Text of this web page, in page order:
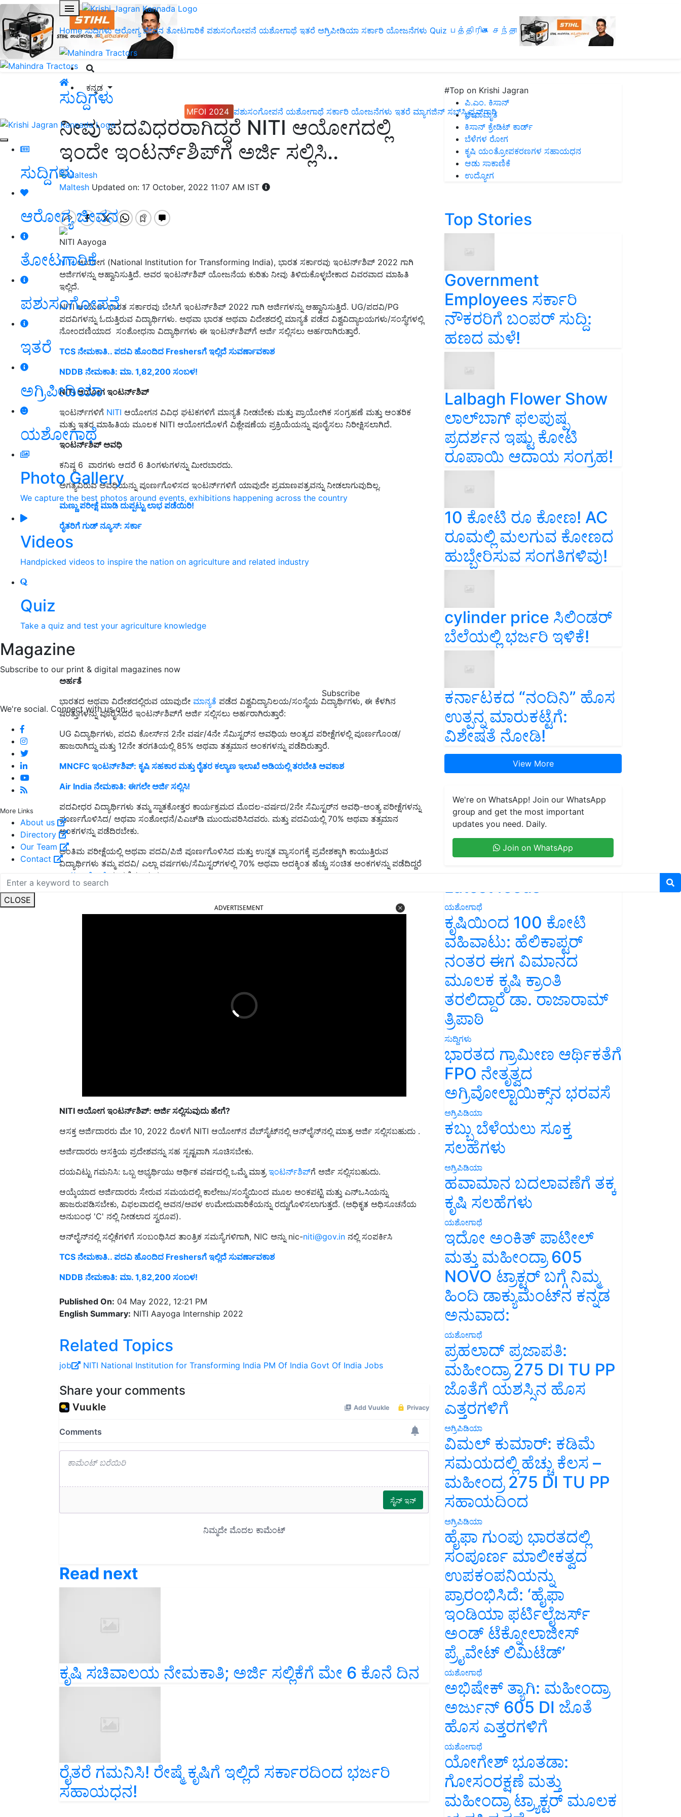
Home ಸುದ್ದಿಗಳು ಆರೋಗ್ಯ ಜೀವನ ತೋಟಗಾರಿಕೆ ಪಶುಸಂಗೋಪನೆ ಯಶೋಗಾಥೆ ಇತರೆ ಅಗ್ರಿಪೀಡಿಯಾ ಸರ್ಕಾರಿ ಯೋಜನೆಗಳು Quiz பத்திரிகை சந்தா
ಕನ್ನಡ
MFOI 2024 ಪಶುಸಂಗೋಪನೆ ಯಶೋಗಾಥೆ ಸರ್ಕಾರಿ ಯೋಜನೆಗಳು ಇತರೆ ಮ್ಯಾಗಜಿನ್‌ ಸಬ್‌ಸ್ಕ್ರಿಪ್ಷನ್‌ಗಾಗಿ
ಸುದ್ದಿಗಳು
ಆರೋಗ್ಯ ಜೀವನ
ತೋಟಗಾರಿಕೆ
ಪಶುಸಂಗೋಪನೆ
ಇತರೆ
ಅಗ್ರಿಪೀಡಿಯಾ
ಯಶೋಗಾಥೆ
Photo Gallery
We capture the best photos around events, exhibitions happening across the country
Videos
Handpicked videos to inspire the nation on agriculture and related industry
Quiz
Take a quiz and test your agriculture knowledge
Magazine
Subscribe to our print & digital magazines now
Subscribe
We're social. Connect with us on:
More Links
About us
Directory
Our Team
Contact
CLOSE
ಸುದ್ದಿಗಳು
ನೀವು ಪದವಿಧರರಾಗಿದ್ದರೆ NITI ಆಯೋಗದಲ್ಲಿ
ಇಂದೇ ಇಂಟರ್ನ್‌ಶಿಪ್‌ಗೆ ಅರ್ಜಿ ಸಲ್ಲಿಸಿ..
Maltesh Updated on: 17 October, 2022 11:07 AM IST
NITI Aayoga
NITIಆಯೋಗ (National Institution for Transforming India), ಭಾರತ ಸರ್ಕಾರವು ಇಂಟರ್ನ್‌ಶಿಪ್ 2022 ಗಾಗಿ
ಅರ್ಜಿಗಳನ್ನು ಆಹ್ವಾನಿಸುತ್ತಿದೆ. ಅವರ ಇಂಟರ್ನ್‌ಶಿಪ್ ಯೋಜನೆಯ ಕುರಿತು ನೀವು ತಿಳಿದುಕೊಳ್ಳಬೇಕಾದ ವಿವರವಾದ ಮಾಹಿತಿ
ಇಲ್ಲಿದೆ.
NITI ಆಯೋಗ ಭಾರತ ಸರ್ಕಾರವು ಬೇಸಿಗೆ ಇಂಟರ್ನ್‌ಶಿಪ್ 2022 ಗಾಗಿ ಅರ್ಜಿಗಳನ್ನು ಆಹ್ವಾನಿಸುತ್ತಿದೆ. UG/ಪದವಿ/PG
ಪದವಿಗಳನ್ನು ಓದುತ್ತಿರುವ ವಿದ್ಯಾರ್ಥಿಗಳು. ಅಥವಾ ಭಾರತ ಅಥವಾ ವಿದೇಶದಲ್ಲಿ ಮಾನ್ಯತೆ ಪಡೆದ ವಿಶ್ವವಿದ್ಯಾಲಯಗಳು/ಸಂಸ್ಥೆಗಳಲ್ಲಿ
ನೋಂದಣಿಯಾದ ಸಂಶೋಧನಾ ವಿದ್ಯಾರ್ಥಿಗಳು ಈ ಇಂಟರ್ನ್‌ಶಿಪ್‌ಗೆ ಅರ್ಜಿ ಸಲ್ಲಿಸಲು ಅರ್ಹರಾಗಿರುತ್ತಾರೆ.
TCS ನೇಮಕಾತಿ.. ಪದವಿ ಹೊಂದಿದ Freshersಗೆ ಇಲ್ಲಿದೆ ಸುವರ್ಣಾವಕಾಶ
NDDB ನೇಮಕಾತಿ: ಮಾ. 1,82,200 ಸಂಬಳ!
NITI ಆಯೋಗ ಇಂಟರ್ನ್‌ಶಿಪ್
ಇಂಟರ್ನ್‌ಗಳಿಗೆ NITI ಆಯೋಗನ ವಿವಿಧ ಘಟಕಗಳಿಗೆ ಮಾನ್ಯತೆ ನೀಡಬೇಕು ಮತ್ತು ಪ್ರಾಯೋಗಿಕ ಸಂಗ್ರಹಣೆ ಮತ್ತು ಆಂತರಿಕ
ಮತ್ತು ಇತರ ಮಾಹಿತಿಯ ಮೂಲಕ NITI ಆಯೋಗದೊಳಗೆ ವಿಶ್ಲೇಷಣೆಯ ಪ್ರಕ್ರಿಯೆಯನ್ನು ಪೂರೈಸಲು ನಿರೀಕ್ಷಿಸಲಾಗಿದೆ.
ಇಂಟರ್ನ್‌ಶಿಪ್ ಅವಧಿ
ಕನಿಷ್ಠ 6 ವಾರಗಳು ಆದರೆ 6 ತಿಂಗಳುಗಳನ್ನು ಮೀರಬಾರದು.
ಅಗತ್ಯವಿರುವ ಅವಧಿಯನ್ನು ಪೂರ್ಣಗೊಳಿಸದ ಇಂಟರ್ನ್‌ಗಳಿಗೆ ಯಾವುದೇ ಪ್ರಮಾಣಪತ್ರವನ್ನು ನೀಡಲಾಗುವುದಿಲ್ಲ.
ಮಣ್ಣು ಪರೀಕ್ಷೆ ಮಾಡಿ ದುಪ್ಪಟ್ಟು ಲಾಭ ಪಡೆಯಿರಿ!
ರೈತರಿಗೆ ಗುಡ್ ನ್ಯೂಸ್: ಸರ್ಕಾ
ಅರ್ಹತೆ
ಭಾರತದ ಅಥವಾ ವಿದೇಶದಲ್ಲಿರುವ ಯಾವುದೇ ಮಾನ್ಯತೆ ಪಡೆದ ವಿಶ್ವವಿದ್ಯಾನಿಲಯ/ಸಂಸ್ಥೆಯ ವಿದ್ಯಾರ್ಥಿಗಳು, ಈ ಕೆಳಗಿನ
ಷರತ್ತುಗಳನ್ನು ಪೂರೈಸಿದರೆ ಇಂಟರ್ನ್‌ಶಿಪ್‌ಗೆ ಅರ್ಜಿ ಸಲ್ಲಿಸಲು ಅರ್ಹರಾಗಿರುತ್ತಾರೆ:
UG ವಿದ್ಯಾರ್ಥಿಗಳು, ಪದವಿ ಕೋರ್ಸ್‌ನ 2ನೇ ವರ್ಷ/4ನೇ ಸೆಮಿಸ್ಟರ್‌ನ ಅವಧಿಯ ಅಂತ್ಯದ ಪರೀಕ್ಷೆಗಳಲ್ಲಿ ಪೂರ್ಣಗೊಂಡ/
ಹಾಜರಾಗಿದ್ದು ಮತ್ತು 12ನೇ ತರಗತಿಯಲ್ಲಿ 85% ಅಥವಾ ತತ್ಸಮಾನ ಅಂಕಗಳನ್ನು ಪಡೆದಿರುತ್ತಾರೆ.
MNCFC ಇಂಟರ್ನ್‌ಶಿಪ್: ಕೃಷಿ ಸಹಕಾರ ಮತ್ತು ರೈತರ ಕಲ್ಯಾಣ ಇಲಾಖೆ ಅಡಿಯಲ್ಲಿ ತರಬೇತಿ ಅವಕಾಶ
Air India ನೇಮಕಾತಿ: ಈಗಲೇ ಅರ್ಜಿ ಸಲ್ಲಿಸಿ!
ಪದವೀಧರ ವಿದ್ಯಾರ್ಥಿಗಳು ತಮ್ಮ ಸ್ನಾತಕೋತ್ತರ ಕಾರ್ಯಕ್ರಮದ ಮೊದಲ-ವರ್ಷದ/2ನೇ ಸೆಮಿಸ್ಟರ್‌ನ ಅವಧಿ-ಅಂತ್ಯ ಪರೀಕ್ಷೆಗಳನ್ನು
ಪೂರ್ಣಗೊಳಿಸಿದ/ ಅಥವಾ ಸಂಶೋಧನೆ/ಪಿಎಚ್‌ಡಿ ಮುಂದುವರಿಸಿದವರು. ಮತ್ತು ಪದವಿಯಲ್ಲಿ 70% ಅಥವಾ ತತ್ಸಮಾನ
ಅಂಕಗಳನ್ನು ಪಡೆದಿರಬೇಕು.
ಅಂತಿಮ ಪರೀಕ್ಷೆಯಲ್ಲಿ ಅಥವಾ ಪದವಿ/ಪಿಜಿ ಪೂರ್ಣಗೊಳಿಸಿದ ಮತ್ತು ಉನ್ನತ ವ್ಯಾಸಂಗಕ್ಕೆ ಪ್ರವೇಶಕ್ಕಾಗಿ ಕಾಯುತ್ತಿರುವ
ವಿದ್ಯಾರ್ಥಿಗಳು ತಮ್ಮ ಪದವಿ/ ಎಲ್ಲಾ ವರ್ಷಗಳು/ಸೆಮಿಸ್ಟರ್‌ಗಳಲ್ಲಿ 70% ಅಥವಾ ಅದಕ್ಕಿಂತ ಹೆಚ್ಚು ಸಂಚಿತ ಅಂಕಗಳನ್ನು ಪಡೆದಿದ್ದರೆ
ಇಂಟರ್ನ್‌ಶಿಪ್‌ಗೆ ಪರಿಗಣಿಸಬಹುದು. -
NITI ಆಯೋಗ ಇಂಟರ್ನ್‌ಶಿಪ್: ಅರ್ಜಿ ಸಲ್ಲಿಸುವುದು ಹೇಗೆ?
ಆಸಕ್ತ ಅರ್ಜಿದಾರರು ಮೇ 10, 2022 ರೊಳಗೆ NITI ಆಯೋಗ್‌ನ ವೆಬ್‌ಸೈಟ್‌ನಲ್ಲಿ ಆನ್‌ಲೈನ್‌ನಲ್ಲಿ ಮಾತ್ರ ಅರ್ಜಿ ಸಲ್ಲಿಸಬಹುದು .
ಅರ್ಜಿದಾರರು ಆಸಕ್ತಿಯ ಪ್ರದೇಶವನ್ನು ಸಹ ಸ್ಪಷ್ಟವಾಗಿ ಸೂಚಿಸಬೇಕು.
ದಯವಿಟ್ಟು ಗಮನಿಸಿ: ಒಬ್ಬ ಅಭ್ಯರ್ಥಿಯು ಆರ್ಥಿಕ ವರ್ಷದಲ್ಲಿ ಒಮ್ಮೆ ಮಾತ್ರ
ಆಯ್ಕೆಯಾದ ಅರ್ಜಿದಾರರು ಸೇರುವ ಸಮಯದಲ್ಲಿ ಕಾಲೇಜು/ಸಂಸ್ಥೆಯಿಂದ ಮೂಲ ಅಂಕಪಟ್ಟಿ ಮತ್ತು ಎನ್‌ಒಸಿಯನ್ನು
ಹಾಜರುಪಡಿಸಬೇಕು, ವಿಫಲವಾದಲ್ಲಿ ಅವನ/ಅವಳ ಉಮೇದುವಾರಿಕೆಯನ್ನು ರದ್ದುಗೊಳಿಸಲಾಗುತ್ತದೆ. (ಅಧಿಕೃತ ಅಧಿಸೂಚನೆಯ
ಅನುಬಂಧ 'C' ನಲ್ಲಿ ನೀಡಲಾದ ಸ್ವರೂಪ).
ಆನ್‌ಲೈನ್‌ನಲ್ಲಿ ಸಲ್ಲಿಕೆಗಳಿಗೆ ಸಂಬಂಧಿಸಿದ ತಾಂತ್ರಿಕ ಸಮಸ್ಯೆಗಳಿಗಾಗಿ, NIC ಅನ್ನು nic-
TCS ನೇಮಕಾತಿ.. ಪದವಿ ಹೊಂದಿದ Freshersಗೆ ಇಲ್ಲಿದೆ ಸುವರ್ಣಾವಕಾಶ
English Summary:NITI Aayoga Internship 2022
Related Topics
job NITI National Institution for Transforming India
ಕೃಷಿ ಸಚಿವಾಲಯ ನೇಮಕಾತಿ; ಅರ್ಜಿ ಸಲ್ಲಿಕೆಗೆ ಮೇ 6 ಕೊನೆ ದಿನ
ರೈತರೆ ಗಮನಿಸಿ! ರೇಷ್ಮೆ ಕೃಷಿಗೆ ಇಲ್ಲಿದೆ ಸರ್ಕಾರದಿಂದ ಭರ್ಜರಿ
ಸಹಾಯಧನ!
#Top on Krishi Jagran
ಪಿ.ಎಂ. ಕಿಸಾನ್
ಜೀವಾಮೃತ
ಕಿಸಾನ್ ಕ್ರೇಡಿಟ್ ಕಾರ್ಡ್
ಬೆಳೆಗಳ ರೋಗ
ಕೃಷಿ ಯಂತ್ರೋಪಕರಣಗಳ ಸಹಾಯಧನ
ಆಡು ಸಾಕಾಣಿಕೆ
ಉದ್ಯೋಗ
Top Stories
Government
Employees ಸರ್ಕಾರಿ
ನೌಕರರಿಗೆ ಬಂಪರ್‌ ಸುದ್ದಿ:
ಹಣದ ಮಳೆ!
Lalbagh Flower Show
ಲಾಲ್‌ಬಾಗ್ ಫಲಪುಷ್ಪ
ಪ್ರದರ್ಶನ ಇಷ್ಟು ಕೋಟಿ
ರೂಪಾಯಿ ಆದಾಯ ಸಂಗ್ರಹ!
10 ಕೋಟಿ ರೂ ಕೋಣ! AC
ರೂಮಲ್ಲಿ ಮಲಗುವ ಕೋಣದ
ಹುಬ್ಬೇರಿಸುವ ಸಂಗತಿಗಳಿವು!
cylinder price ಸಿಲಿಂಡರ್‌
ಬೆಲೆಯಲ್ಲಿ ಭರ್ಜರಿ ಇಳಿಕೆ!
ಕರ್ನಾಟಕದ “ನಂದಿನಿ” ಹೊಸ
ಉತ್ಪನ್ನ ಮಾರುಕಟ್ಟೆಗೆ:
ವಿಶೇಷತೆ ನೋಡಿ!
View More
We're on WhatsApp! Join our WhatsApp
group and get the most important
updates you need. Daily.
Join on WhatsApp
Latest feeds
ಯಶೋಗಾಥೆ
ಕೃಷಿಯಿಂದ 100 ಕೋಟಿ
ವಹಿವಾಟು: ಹೆಲಿಕಾಪ್ಟರ್
ನಂತರ ಈಗ ವಿಮಾನದ
ಮೂಲಕ ಕೃಷಿ ಕ್ರಾಂತಿ
ತರಲಿದ್ದಾರೆ ಡಾ. ರಾಜಾರಾಮ್
ತ್ರಿಪಾಠಿ
ಸುದ್ದಿಗಳು
ಭಾರತದ ಗ್ರಾಮೀಣ ಆರ್ಥಿಕತೆಗೆ
FPO ನೇತೃತ್ವದ
ಅಗ್ರಿವೋಲ್ಟಾಯಿಕ್ಸ್‌ನ ಭರವಸೆ
ಅಗ್ರಿಪಿಡಿಯಾ
ಕಬ್ಬು ಬೆಳೆಯಲು ಸೂಕ್ತ
ಸಲಹೆಗಳು
ಅಗ್ರಿಪಿಡಿಯಾ
ಹವಾಮಾನ ಬದಲಾವಣೆಗೆ ತಕ್ಕ
ಕೃಷಿ ಸಲಹೆಗಳು
ಯಶೋಗಾಥೆ
ಇದೋ ಅಂಕಿತ್ ಪಾಟೀಲ್
ಮತ್ತು ಮಹೀಂದ್ರಾ 605
NOVO ಟ್ರಾಕ್ಟರ್ ಬಗ್ಗೆ ನಿಮ್ಮ
ಹಿಂದಿ ಡಾಕ್ಯುಮೆಂಟ್‌ನ ಕನ್ನಡ
ಅನುವಾದ:
ಯಶೋಗಾಥೆ
ಪ್ರಹಲಾದ್ ಪ್ರಜಾಪತಿ:
ಮಹೀಂದ್ರಾ 275 DI TU PP
ಜೊತೆಗೆ ಯಶಸ್ಸಿನ ಹೊಸ
ಎತ್ತರಗಳಿಗೆ
ಅಗ್ರಿಪಿಡಿಯಾ
ವಿಮಲ್ ಕುಮಾರ್: ಕಡಿಮೆ
ಸಮಯದಲ್ಲಿ ಹೆಚ್ಚು ಕೆಲಸ –
ಮಹೀಂದ್ರ 275 DI TU PP
ಸಹಾಯದಿಂದ
ಅಗ್ರಿಪಿಡಿಯಾ
ಹೈಫಾ ಗುಂಪು ಭಾರತದಲ್ಲಿ
ಸಂಪೂರ್ಣ ಮಾಲೀಕತ್ವದ
ಉಪಕಂಪನಿಯನ್ನು
ಪ್ರಾರಂಭಿಸಿದೆ: ‘ಹೈಫಾ
ಇಂಡಿಯಾ ಫರ್ಟಿಲೈಜರ್ಸ್
ಅಂಡ್ ಟೆಕ್ನೋಲಾಜೀಸ್
ಪ್ರೈವೇಟ್ ಲಿಮಿಟೆಡ್’
ಯಶೋಗಾಥೆ
ಅಭಿಷೇಕ್ ತ್ಯಾಗಿ: ಮಹೀಂದ್ರಾ
ಅರ್ಜುನ್ 605 DI ಜೊತೆ
ಹೊಸ ಎತ್ತರಗಳಿಗೆ
ಯಶೋಗಾಥೆ
ಯೋಗೇಶ್ ಭೂತಡಾ:
ಗೋಸಂರಕ್ಷಣೆ ಮತ್ತು
ಮಹೀಂದ್ರಾ ಟ್ರ್ಯಾಕ್ಟರ್ ಮೂಲಕ